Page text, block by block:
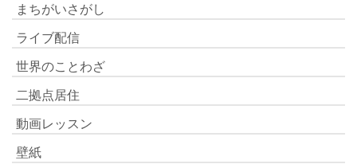
まちがいさがし
ライブ配信
世界のことわざ
二拠点居住
動画レッスン
壁紙